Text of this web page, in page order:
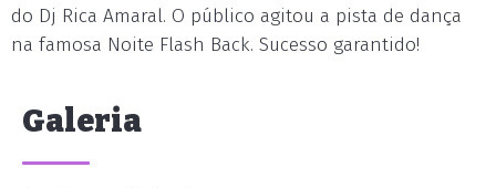
do Dj Rica Amaral. O público agitou a pista de dança
na famosa Noite Flash Back. Sucesso garantido!
Galeria